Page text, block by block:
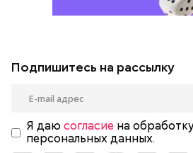
Подпишитесь на рассылку
Я даю согласие на
персональных данных.